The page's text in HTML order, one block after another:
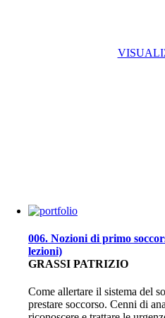
006. Nozioni di primo
lezioni)
GRASSI PATRIZIO
Come allertare il sistema del
prestare soccorso. Cenni di